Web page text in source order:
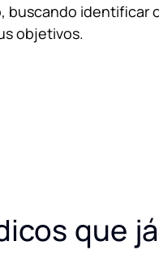
buscando identificar
objetivos.
que